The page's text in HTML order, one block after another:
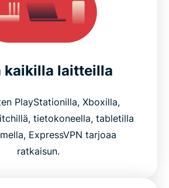
kaikilla laitteilla
PlayStationilla, Xboxilla,
tietokoneella, tabletilla
ExpressVPN tarjoaa
ratkaisun.